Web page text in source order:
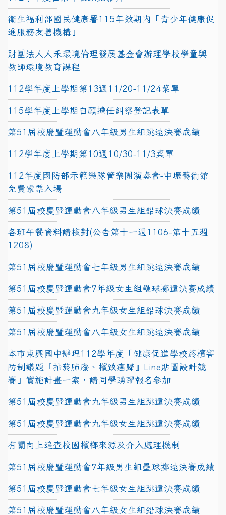
衛生福利部國民健康署115年效期內「青少年健康促
進服務友善機構」
財團法人人禾環境倫理發展基金會辦理學校學童與
教師環境教育課程
112學年度上學期第13週11/20-11/24菜單
115學年度上學期自願擔任糾察登記表單
第51屆校慶暨運動會八年級男生組跳遠決賽成績
112學年度上學期第10週10/30-11/3菜單
112年度國防部示範樂隊管樂團演奏會-中壢藝術館
免費索票入場
第51屆校慶暨運動會八年級男生組鉛球決賽成績
各班午餐資料請核對(公告第十一週1106-第十五週
1208)
第51屆校慶暨運動會七年級男生組跳遠決賽成績
第51屆校慶暨運動會7年級女生組壘球擲遠決賽成績
第51屆校慶暨運動會九年級女生組鉛球決賽成績
第51屆校慶暨運動會八年級女生組跳遠決賽成績
本市東興國中辦理112學年度「健康促進學校菸檳害
防制議題『抽菸肺廢、檳致癌歸』Line貼圖設計競
賽」實施計畫一案，請同學踴躍報名參加
第51屆校慶暨運動會九年級男生組跳遠決賽成績
第51屆校慶暨運動會九年級女生組跳遠決賽成績
有關向上追查校園檳榔來源及介入處理機制
第51屆校慶暨運動會7年級男生組壘球擲遠決賽成績
第51屆校慶暨運動會七年級女生組跳遠決賽成績
第51屆校慶暨運動會八年級女生組鉛球決賽成績